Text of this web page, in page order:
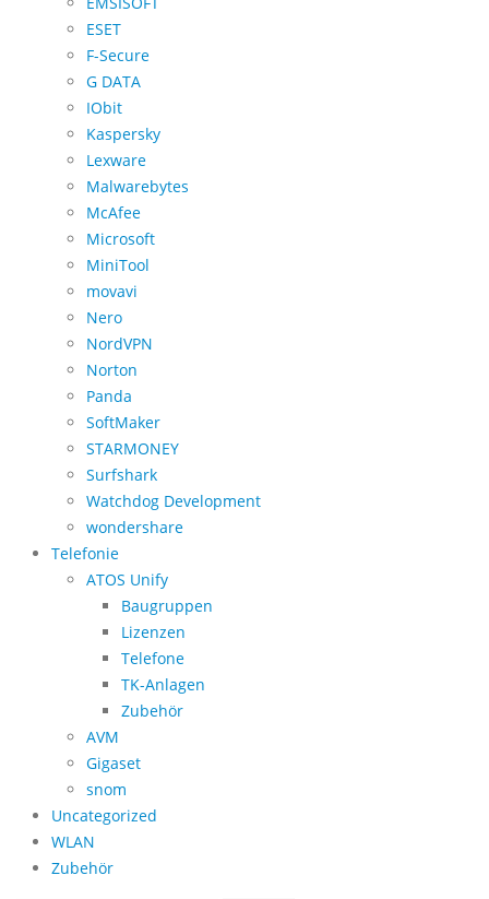
ESET
F-Secure
G DATA
IObit
Kaspersky
Lexware
Malwarebytes
McAfee
Microsoft
MiniTool
movavi
Nero
NordVPN
Norton
Panda
SoftMaker
STARMONEY
Surfshark
Watchdog Development
wondershare
Telefonie
ATOS Unify
Baugruppen
Lizenzen
Telefone
TK-Anlagen
Zubehör
AVM
Gigaset
snom
Uncategorized
WLAN
Zubehör